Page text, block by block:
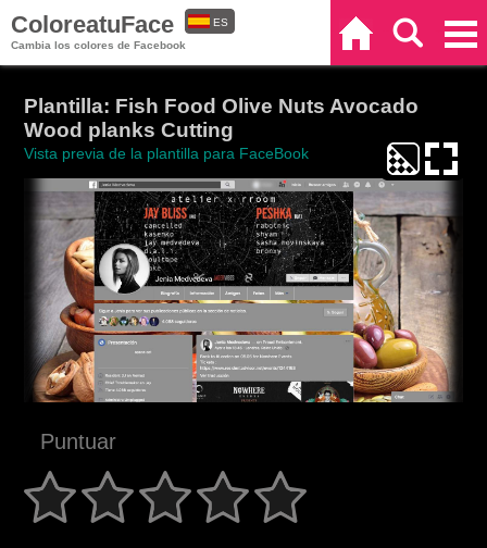
ColoreatuFace
Cambia los colores de Facebook
ES
Plantilla: Fish Food Olive Nuts Avocado
Wood planks Cutting
Vista previa de la plantilla para FaceBook
Puntuar